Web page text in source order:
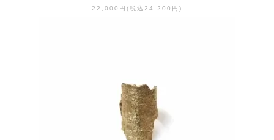
22,000円(税込24,200円)